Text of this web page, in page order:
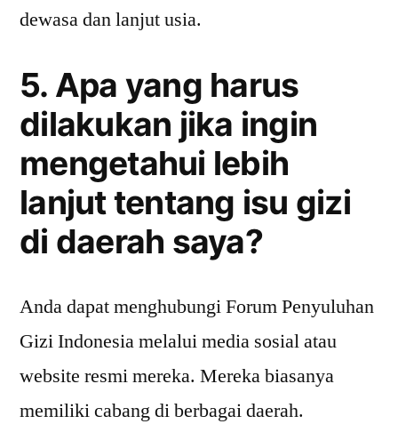
dewasa dan lanjut usia.
5. Apa yang harus
dilakukan jika ingin
mengetahui lebih
lanjut tentang isu gizi
di daerah saya?
Anda dapat menghubungi Forum Penyuluhan
Gizi Indonesia melalui media sosial atau
website resmi mereka. Mereka biasanya
memiliki cabang di berbagai daerah.